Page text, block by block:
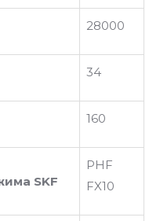
28000
34
160
SKF
PHF
FX10